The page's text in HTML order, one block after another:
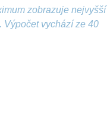
zobrazuje nejvyšší
Výpočet vychází ze 40